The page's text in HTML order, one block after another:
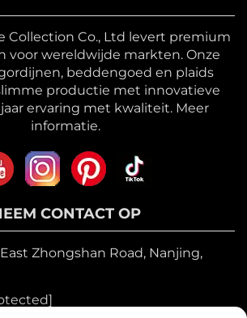
Collection Co., Ltd levert premium
voor wereldwijde markten. Onze
beddengoed en plaids
productie met innovatieve
ervaring met kwaliteit. Meer
informatie.
CONTACT OP
East Zhongshan Road, Nanjing,